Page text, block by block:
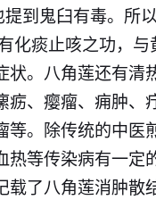
到鬼臼有毒。所
化痰止咳之功，
。八角莲还有清
、瘿瘤、痈肿、
。除传统的中医
等传染病有一定
了八角莲消肿散